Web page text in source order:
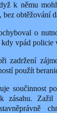
k němu
obtěžování
o
vpád policie
zadržení
použít
součinnost
zásahu.